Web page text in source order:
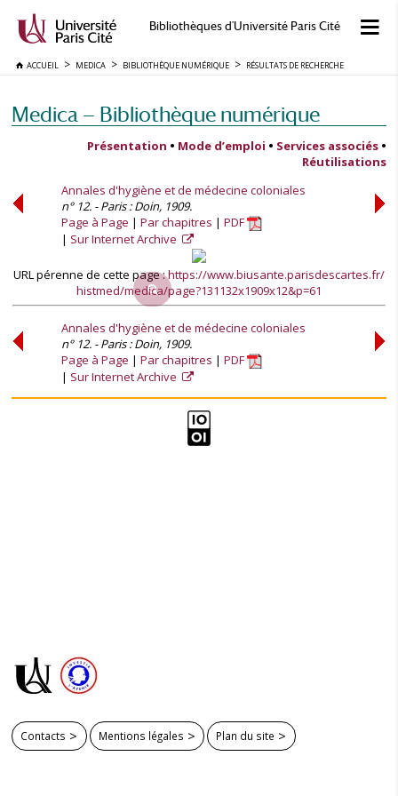
Bibliothèques d'Université Paris Cité
ACCUEIL MEDICA BIBLIOTHÈQUE NUMÉRIQUE RÉSULTATS DE RECHERCHE
Medica — Bibliothèque numérique
Présentation • Mode d’emploi • Services associés •
Réutilisations
Annales d'hygiène et de médecine coloniales
n° 12. - Paris : Doin, 1909.
Page à Page
Par chapitres
PDF
Sur Internet Archive
URL pérenne de cette page :https://www.biusante.parisdescartes.fr/
histmed/medica/page?131132x1909x12&p=61
Annales d'hygiène et de médecine coloniales
n° 12. - Paris : Doin, 1909.
Page à Page
Par chapitres
PDF
Sur Internet Archive
Contacts Mentions légales Plan du site